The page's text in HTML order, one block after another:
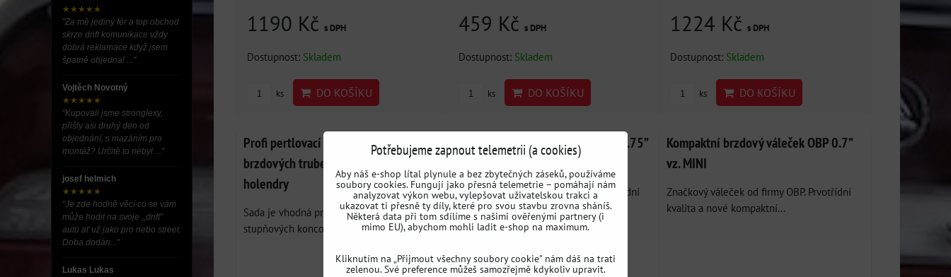
1190 Kč s DPH
Dostupnost: Skladem
ks DO KOŠÍKU
459 Kč s DPH
Dostupnost: Skladem
ks DO KOŠÍKU
1224 Kčs DPH
Dostupnost: Skladem
ks DO KOŠÍKU
Profi pertlovací sada na výrobu
brzdových trubek, spoj pomocí
holendry
Sada je vhodná pro výrobku běžných 90-
stupňových koncovek i...
Kompaktní brzdový váleček OBP 0.75”
Značkový váleček od firmy OBP. Prvotřídní
kvalita a nové kompaktní...
Kompaktní brzdový váleček OBP 0.7”
vz. MINI
Značkový váleček od firmy OBP. Prvotřídní
kvalita a nové kompaktní...
★★★★★
"Za mě jediný fér a top obchod
skrze drift komunikace vždy
dobrá reklamace když jsem
špatně objednal ..."
Vojtěch Novotný
★★★★★
"Kupovali jsme stronglexy,
přišly asi druhý den od
objednání, s mazáním pro
montáž? Určitě to nebyl ..."
josef helmich
★★★★★
"Je zde hodně věcí co se vám
může hodit na svoje ,,drift”
auto ať už jako pro nebo street.
Doba dodán..."
Lukas Lukas
Potřebujeme zapnout telemetrii (a cookies)
Aby náš e-shop lítal plynule a bez zbytečných záseků, používáme
soubory cookies. Fungují jako přesná telemetrie – pomáhají nám
analyzovat výkon webu, vylepšovat uživatelskou trakci a
ukazovat ti přesně ty díly, které pro svou stavbu zrovna sháníš.
Některá data při tom sdílíme s našimi ověřenými partnery (i
mimo EU), abychom mohli ladit e-shop na maximum.
Kliknutím na „Přijmout všechny soubory cookie" nám dáš na trati
zelenou. Své preference můžeš samozřejmě kdykoliv upravit.